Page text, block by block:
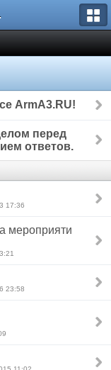
ArmA3.RU!
перед
ответов.
17:36
мероприяти
23:58